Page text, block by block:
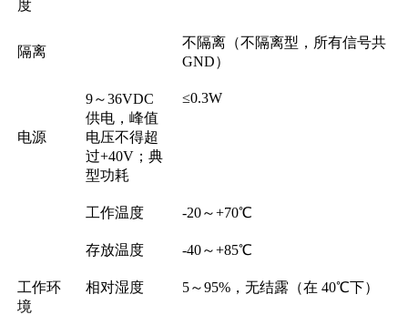
度
隔离
不隔离（不隔离型，所有信号共
GND）
电源
9～36VDC
供电，峰值
电压不得超
过+40V；典
型功耗
≤0.3W
工作环
境
工作温度 -20～+70℃
存放温度 -40～+85℃
相对湿度 5～95%，无结露（在 40℃下）